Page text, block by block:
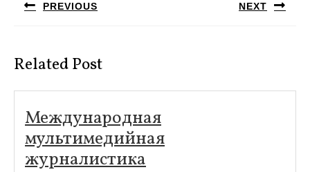
записям
PREVIOUS NEXT
Related Post
Международная
мультимедийная
журналистикаМеждународная